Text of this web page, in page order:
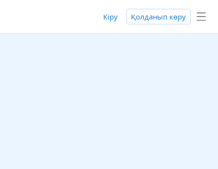
Кіру Қолданып көру